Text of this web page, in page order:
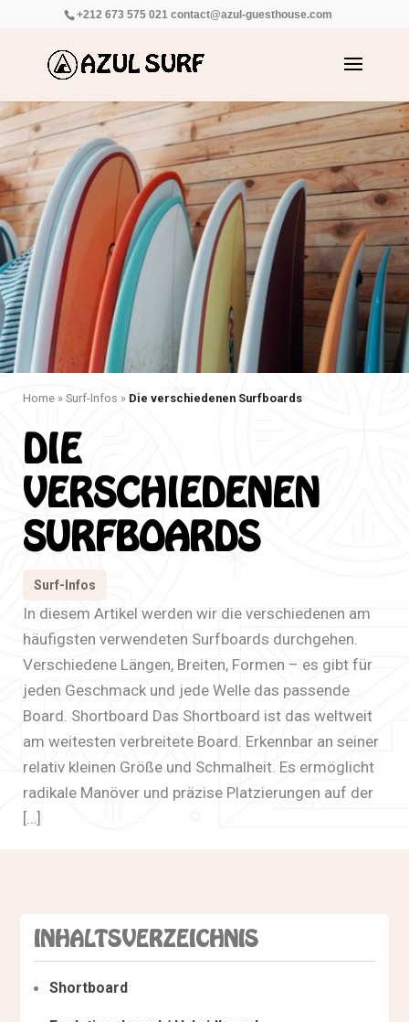
+212 673 575 021 contact@azul-guesthouse.com
Home » Surf-Infos » Die verschiedenen Surfboards
DIE
VERSCHIEDENEN
SURFBOARDS
Surf-Infos
In diesem Artikel werden wir die verschiedenen am
häufigsten verwendeten Surfboards durchgehen.
Verschiedene Längen, Breiten, Formen – es gibt für
jeden Geschmack und jede Welle das passende
Board. Shortboard Das Shortboard ist das weltweit
am weitesten verbreitete Board. Erkennbar an seiner
relativ kleinen Größe und Schmalheit. Es ermöglicht
radikale Manöver und präzise Platzierungen auf der
[…]
INHALTSVERZEICHNIS
Shortboard